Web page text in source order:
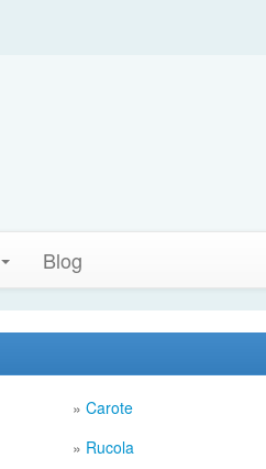
Blog
» Carote
» Rucola